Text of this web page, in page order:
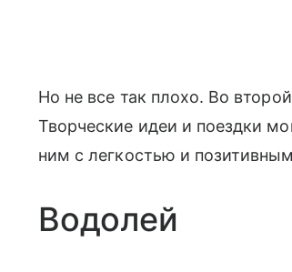
Но не все так плохо. Во
Творческие идеи и поездки
ним с легкостью и
Водолей